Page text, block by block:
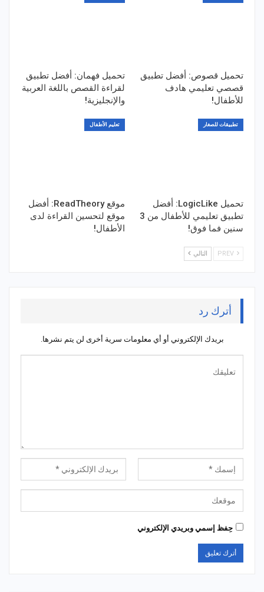
تحميل قصوص: أفضل تطبيق
قصصي تعليمي هادف
للأطفال!
تحميل فهمان: أفضل تطبيق
لقراءة القصص باللغة العربية
والإنجليزية!
تطبيقات للصغار
تحميل LogicLike: أفضل
تطبيق تعليمي للأطفال من 3
سنين فما فوق!
تعليم الأطفال
موقع ReadTheory: أفضل
موقع لتحسين القراءة لدى
الأطفال!
التالي
أترك رد
بريدك الإلكتروني أو أي معلومات سرية أخرى لن يتم نشرها.
حِفظ إسمي وبريدي الإلكتروني